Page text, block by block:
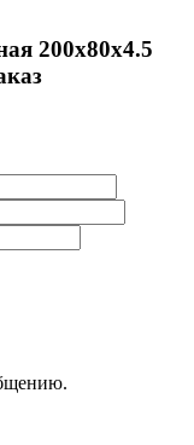
200x80x4.5